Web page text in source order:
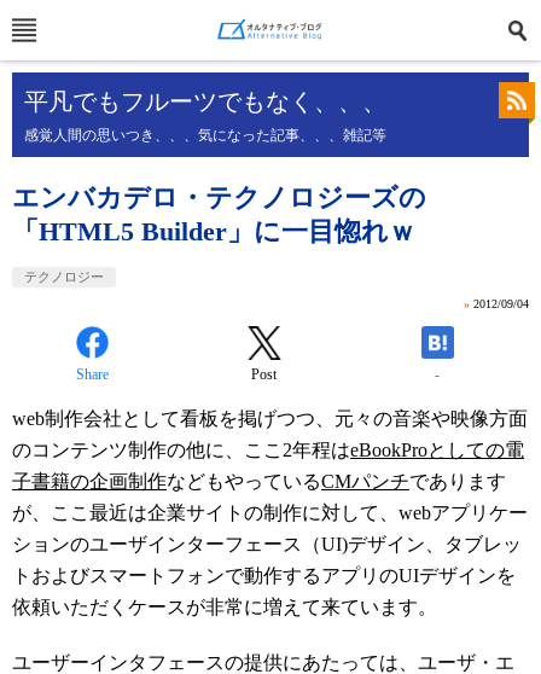
平凡でもフルーツでもなく、、、
感覚人間の思いつき、、、気になった記事、、、雑記等
エンバカデロ・テクノロジーズの
「HTML5 Builder」に一目惚れｗ
テクノロジー
» 2012/09/04
Share Post -
web制作会社として看板を掲げつつ、元々の音楽や映像方面
のコンテンツ制作の他に、ここ2年程はeBookProとしての電
子書籍の企画制作などもやっているCMパンチであります
が、ここ最近は企業サイトの制作に対して、webアプリケー
ションのユーザインターフェース（UI)デザイン、タブレッ
トおよびスマートフォンで動作するアプリのUIデザインを
依頼いただくケースが非常に増えて来ています。
ユーザーインタフェースの提供にあたっては、ユーザ・エ